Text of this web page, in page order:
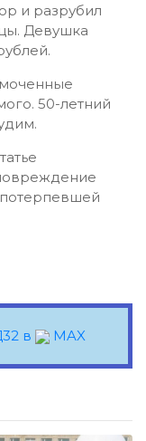
и разрубил
Девушка
50-летний
в MAX